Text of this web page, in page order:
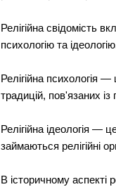
Релігійна свідомість
психологію та
Релігійна психологія
традицій, пов'язаних
Релігійна ідеологія
займаються релігійні
В історичному аспекті